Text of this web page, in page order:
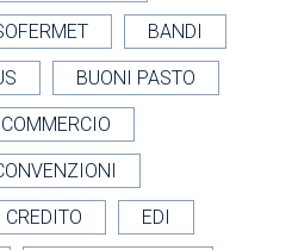
BANDI
BUONI PASTO
COMMERCIO
CREDITO EDI